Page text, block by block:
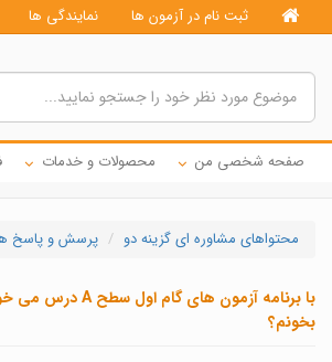
ثبت نام در آزمون ها نمایندگی ها
صفحه شخصی من محصولات و خدمات
محتواهای مشاوره ای گزینه دو پرسش و پاسخ
بخونم؟